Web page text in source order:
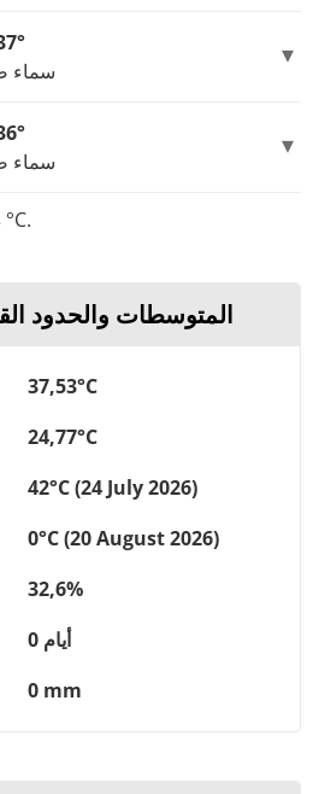
سماء
سماء
الأعلى °C. دقيقة °C.
المتوسطات والحدود
37,53°C
24,77°C
42°C (24 July 2026)
0°C (20 August 2026)
32,6%
0 أيام
0 mm